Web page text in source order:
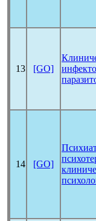
13 [GO]
14 [GO]